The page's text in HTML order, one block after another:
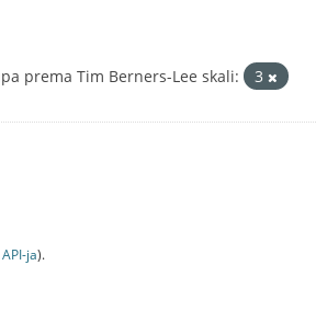
prema Tim Berners-Lee skali: 3
jа).